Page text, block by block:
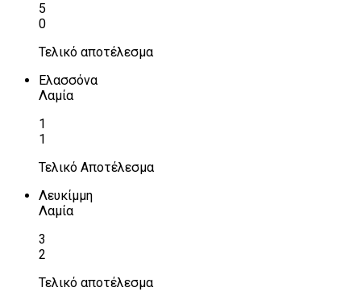
5
0
Τελικό αποτέλεσμα
Ελασσόνα
Λαμία
1
1
Τελικό Αποτέλεσμα
Λευκίμμη
Λαμία
3
2
Τελικό αποτέλεσμα